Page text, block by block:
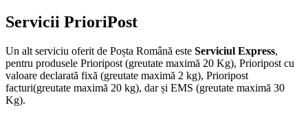
Servicii PrioriPost
Un alt serviciu oferit de Poșta Română este Serviciul Express,
pentru produsele Prioripost (greutate maximă 20 Kg), Prioripost cu
valoare declarată fixă (greutate maximă 2 kg), Prioripost
facturi(greutate maximă 20 kg), dar și EMS (greutate maximă 30
Kg).